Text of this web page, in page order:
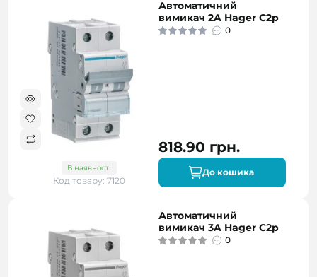
В наявності
Код товару: 7120
Автоматичний
вимикач 2A Hager C2р
0
818.90 грн.
До кошика
Автоматичний
вимикач 3A Hager C2р
0